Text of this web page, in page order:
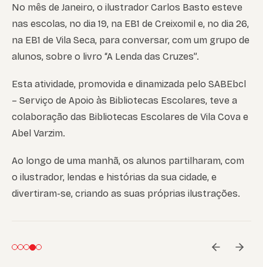
No mês de Janeiro, o ilustrador Carlos Basto esteve
nas escolas, no dia 19, na EB1 de Creixomil e, no dia 26,
na EB1 de Vila Seca, para conversar, com um grupo de
alunos, sobre o livro “A Lenda das Cruzes”.
Esta atividade, promovida e dinamizada pelo SABEbcl
– Serviço de Apoio às Bibliotecas Escolares, teve a
colaboração das Bibliotecas Escolares de Vila Cova e
Abel Varzim.
Ao longo de uma manhã, os alunos partilharam, com
o ilustrador, lendas e histórias da sua cidade, e
divertiram-se, criando as suas próprias ilustrações.